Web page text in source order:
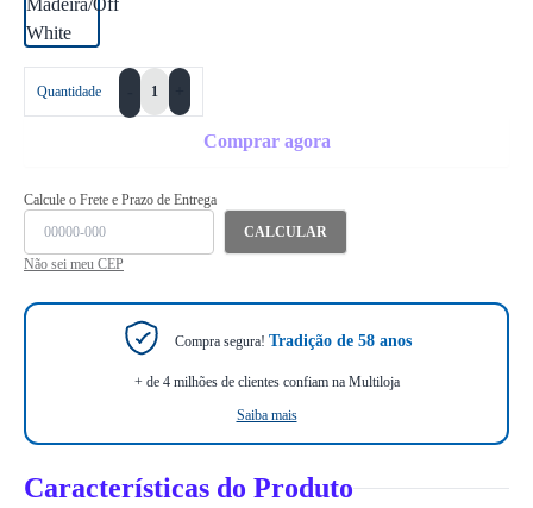
Quantidade
Comprar agora
Calcule o Frete e Prazo de Entrega
CALCULAR
Não sei meu CEP
Compra segura! Tradição de 58 anos
+ de 4 milhões de clientes confiam na Multiloja
Saiba mais
Características do Produto